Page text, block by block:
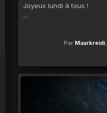
Joyeux lundi à tous !
...
Par Maarkreidi,